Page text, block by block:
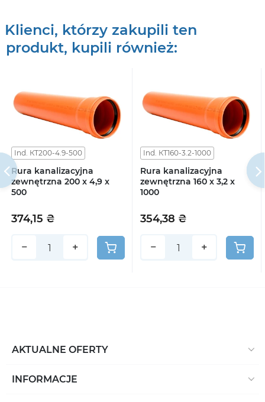
Klienci, którzy zakupili ten
produkt, kupili również:
Ind. КТ200-4.9-500
Rura kanalizacyjna
zewnętrzna 200 x 4,9 x
500
374,15 ₴
− +
Ind. КТ160-3.2-1000
Rura kanalizacyjna
zewnętrzna 160 x 3,2 x
1000
354,38 ₴
− +
AKTUALNE OFERTY
INFORMACJE